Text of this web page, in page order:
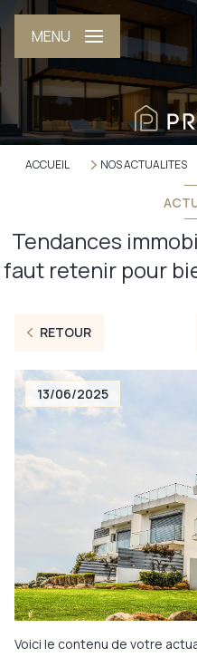
MENU
ACCUEIL NOS ACTUALITES
Tendances
faut retenir pour
RETOUR
13/06/2025
Voici le contenu de votre